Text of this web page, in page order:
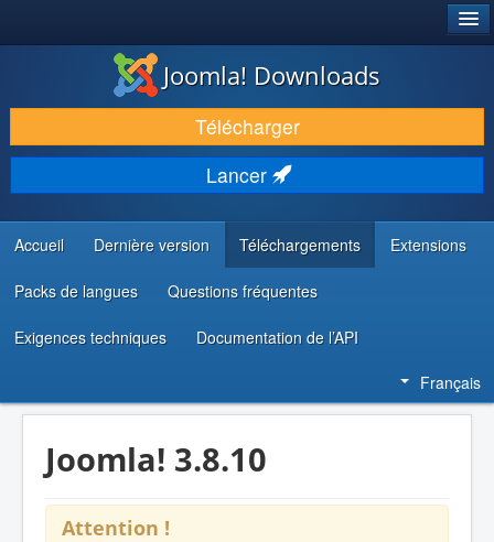
TÉLÉCHARGER & ÉTENDRE
DÉCOUVRIR & APPRENDRE
COMMUNAUTÉ & SUPPORT
RESSOURCES DÉVELOPPEURS
Joomla! Downloads
Télécharger
Lancer
Accueil Dernière version Téléchargements Extensions
Packs de langues Questions fréquentes
Exigences techniques Documentation de l’API
Français
Joomla! 3.8.10
Attention !